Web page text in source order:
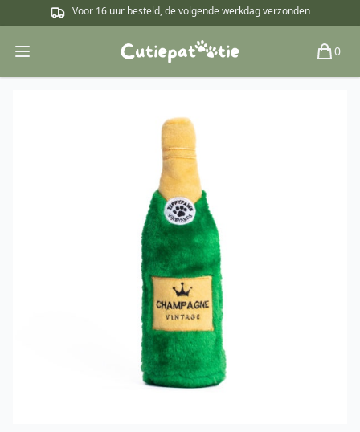
Voor 16 uur besteld, de volgende werkdag verzonden
Open main menu 0